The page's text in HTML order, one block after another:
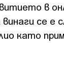
в
се
като